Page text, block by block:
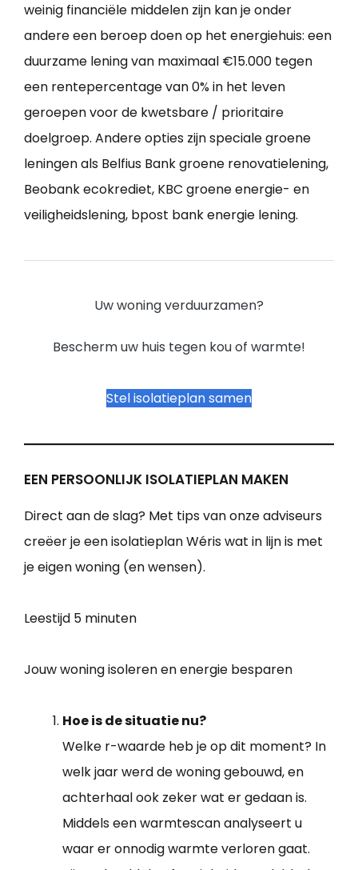
weinig financiële middelen zijn kan je onder
andere een beroep doen op het energiehuis: een
duurzame lening van maximaal €15.000 tegen
een rentepercentage van 0% in het leven
geroepen voor de kwetsbare / prioritaire
doelgroep. Andere opties zijn speciale groene
leningen als Belfius Bank groene renovatielening,
Beobank ecokrediet, KBC groene energie- en
veiligheidslening, bpost bank energie lening.
Uw woning verduurzamen?
Bescherm uw huis tegen kou of warmte!
Stel isolatieplan samen
EEN PERSOONLIJK ISOLATIEPLAN MAKEN
Direct aan de slag? Met tips van onze adviseurs
creëer je een isolatieplan Wéris wat in lijn is met
je eigen woning (en wensen).
Leestijd 5 minuten
Jouw woning isoleren en energie besparen
Hoe is de situatie nu?
Welke r-waarde heb je op dit moment? In
welk jaar werd de woning gebouwd, en
achterhaal ook zeker wat er gedaan is.
Middels een warmtescan analyseert u
waar er onnodig warmte verloren gaat.